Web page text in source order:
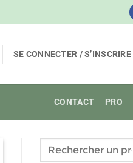
SE CONNECTER / S’INSCRIRE
CONTACT PRO